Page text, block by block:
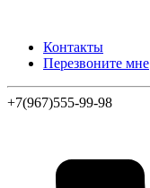
Контакты
Перезвоните мне
+7(967)555-99-98